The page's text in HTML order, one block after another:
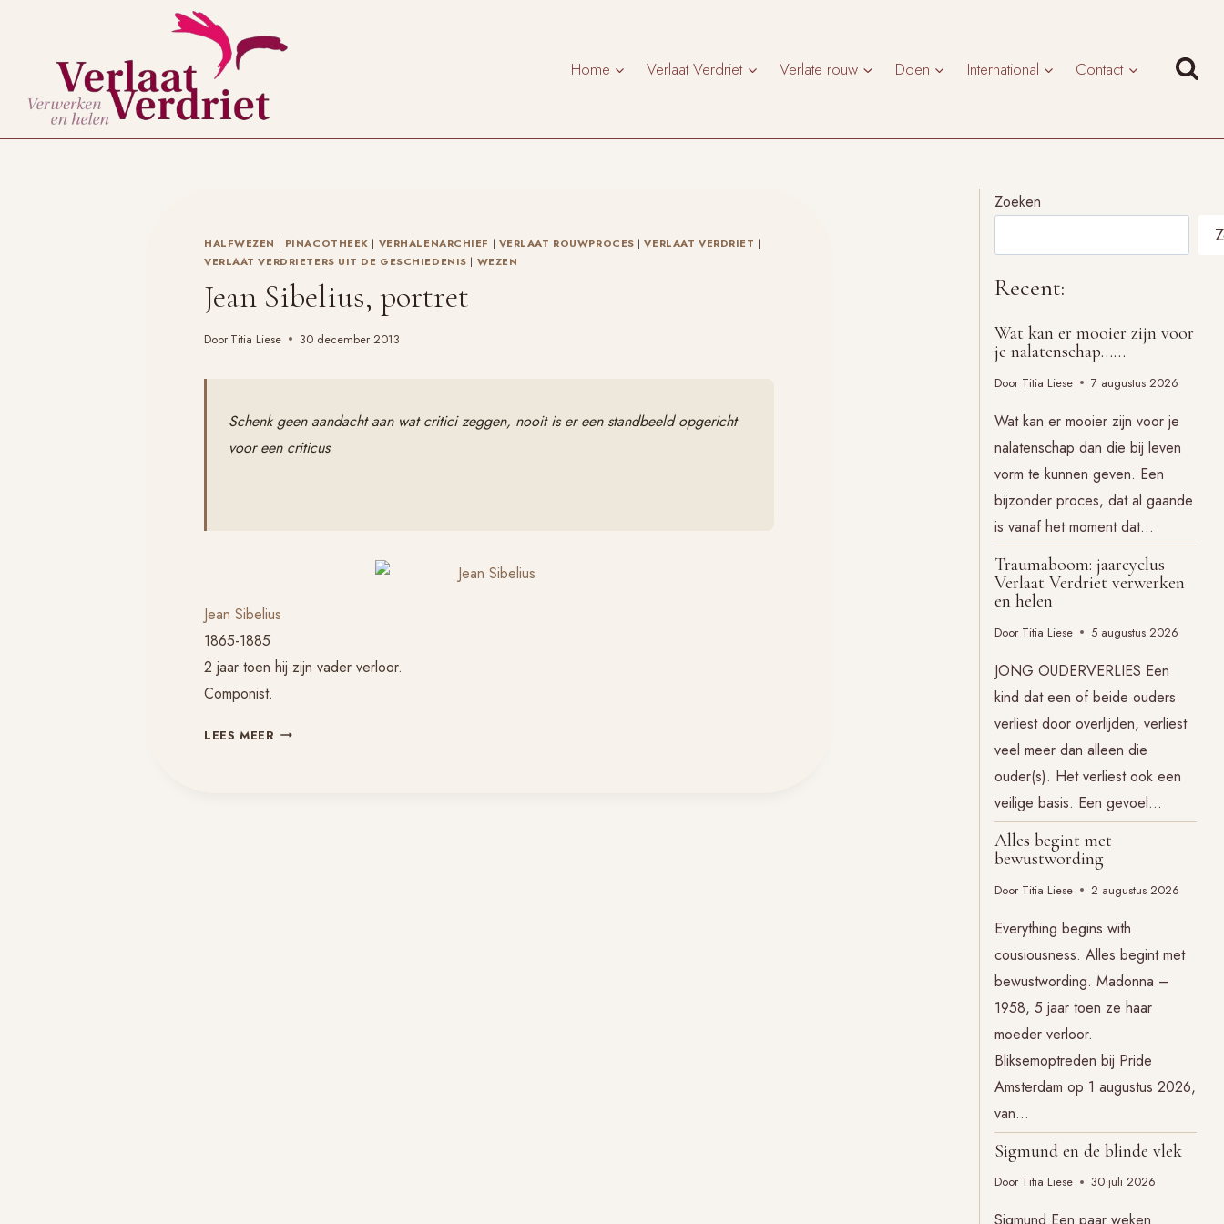
Home Verlaat Verdriet Verlate rouw Doen International Contact
HALFWEZEN | PINACOTHEEK | VERHALENARCHIEF | VERLAAT ROUWPROCES |VERLAAT VERDRIET |
VERLAAT VERDRIETERS UIT DE GESCHIEDENIS | WEZEN
Jean Sibelius, portret
Door Titia Liese 30 december 2013
Schenk geen aandacht aan wat critici zeggen, nooit is er een standbeeld opgericht
voor een criticus
Jean Sibelius
1865-1885
2 jaar toen hij zijn vader verloor.
Componist.
LEES MEER JEAN
Zoeken
Recent:
Wat kan er mooier zijn voor
je nalatenschap……
Door Titia Liese 7 augustus 2026
Wat kan er mooier zijn voor je
nalatenschap dan die bij leven
vorm te kunnen geven. Een
bijzonder proces, dat al gaande
is vanaf het moment dat…
Traumaboom: jaarcyclus
Verlaat Verdriet verwerken
en helen
Door Titia Liese 5 augustus 2026
JONG OUDERVERLIES Een
kind dat een of beide ouders
verliest door overlijden, verliest
veel meer dan alleen die
ouder(s). Het verliest ook een
veilige basis. Een gevoel…
Alles begint met
bewustwording
Door Titia Liese 2 augustus 2026
Everything begins with
cousiousness. Alles begint met
bewustwording. Madonna –
1958, 5 jaar toen ze haar
moeder verloor.
Bliksemoptreden bij Pride
Amsterdam op 1 augustus 2026,
van…
Sigmund en de blinde vlek
Door Titia Liese 30 juli 2026